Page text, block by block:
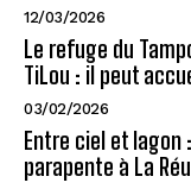
12/03/2026
Le refuge du
TiLou : il peut
03/02/2026
Entre ciel et lagon
parapente à La